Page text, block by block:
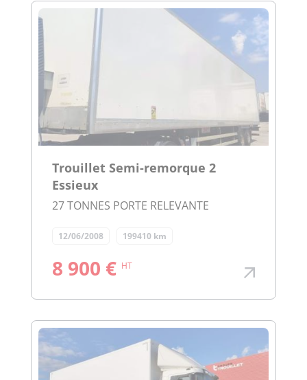
Trouillet Semi-remorque 2
Essieux
27 TONNES PORTE RELEVANTE
12/06/2008 199410 km
8 900 € HT